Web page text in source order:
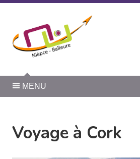
MENU
Voyage à Cork
Panneau de gestion des cookies